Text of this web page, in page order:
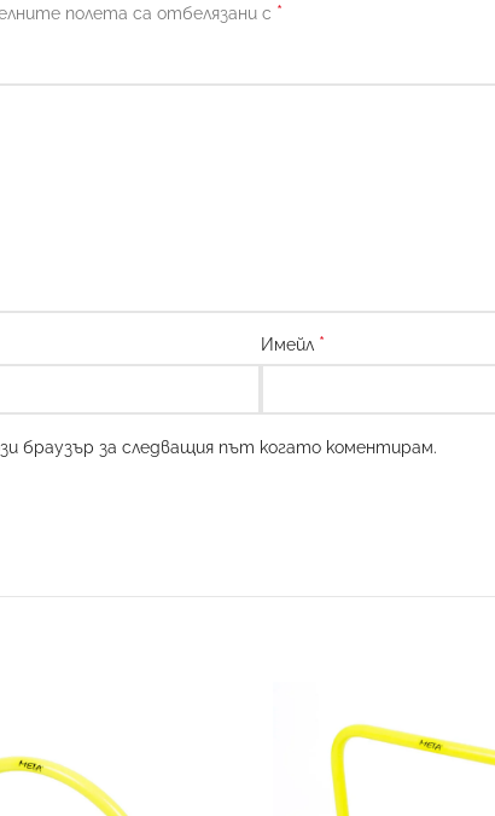
полета са отбелязани с *
Имейл *
браузър за следващия път когато коментирам.